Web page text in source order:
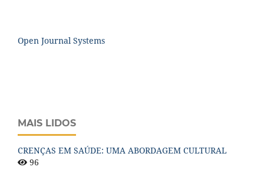
Open Journal Systems
MAIS LIDOS
CRENÇAS EM SAÚDE: UMA ABORDAGEM CULTURAL
96